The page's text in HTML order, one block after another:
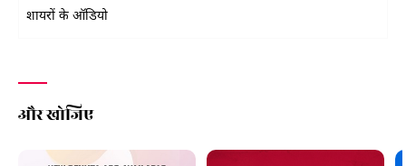
शायरों के ऑडियो
और खोजिए